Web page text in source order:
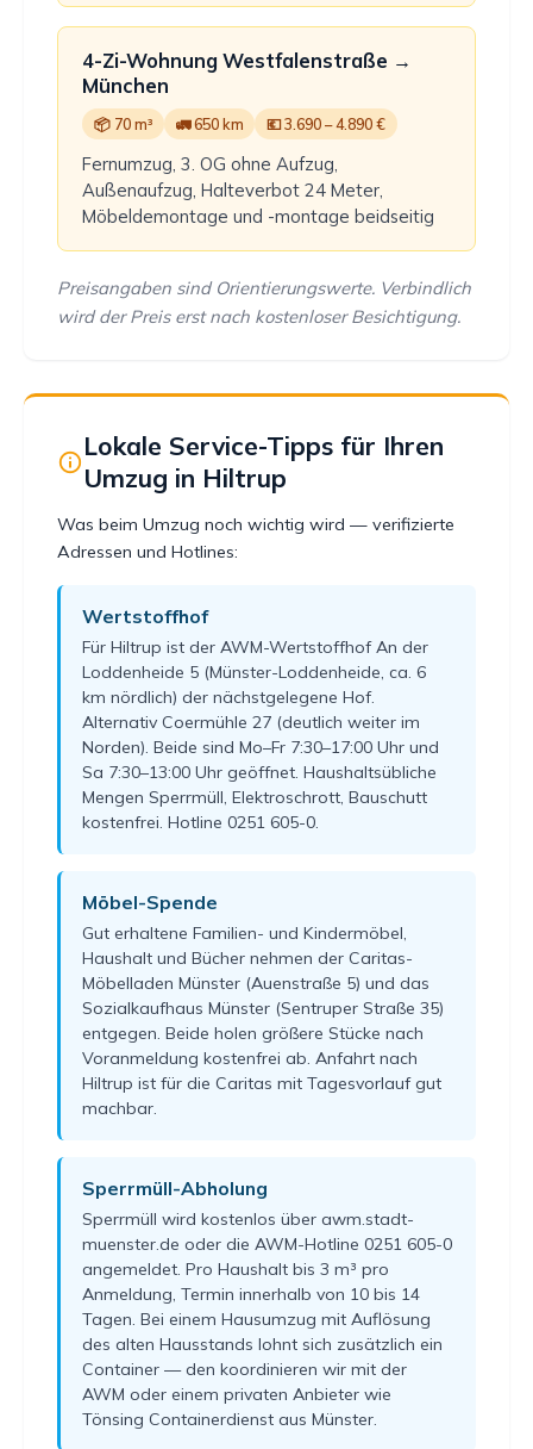
4-Zi-Wohnung Westfalenstraße →
München
📦 70 m³ 🚛 650 km 💶 3.690 – 4.890 €
Fernumzug, 3. OG ohne Aufzug,
Außenaufzug, Halteverbot 24 Meter,
Möbeldemontage und -montage beidseitig
Preisangaben sind Orientierungswerte. Verbindlich
wird der Preis erst nach kostenloser Besichtigung.
Lokale Service-Tipps für Ihren
Umzug in Hiltrup
Was beim Umzug noch wichtig wird — verifizierte
Adressen und Hotlines:
Wertstoffhof
Für Hiltrup ist der AWM-Wertstoffhof An der
Loddenheide 5 (Münster-Loddenheide, ca. 6
km nördlich) der nächstgelegene Hof.
Alternativ Coermühle 27 (deutlich weiter im
Norden). Beide sind Mo–Fr 7:30–17:00 Uhr und
Sa 7:30–13:00 Uhr geöffnet. Haushaltsübliche
Mengen Sperrmüll, Elektroschrott, Bauschutt
kostenfrei. Hotline 0251 605-0.
Möbel-Spende
Gut erhaltene Familien- und Kindermöbel,
Haushalt und Bücher nehmen der Caritas-
Möbelladen Münster (Auenstraße 5) und das
Sozialkaufhaus Münster (Sentruper Straße 35)
entgegen. Beide holen größere Stücke nach
Voranmeldung kostenfrei ab. Anfahrt nach
Hiltrup ist für die Caritas mit Tagesvorlauf gut
machbar.
Sperrmüll-Abholung
Sperrmüll wird kostenlos über awm.stadt-
muenster.de oder die AWM-Hotline 0251 605-0
angemeldet. Pro Haushalt bis 3 m³ pro
Anmeldung, Termin innerhalb von 10 bis 14
Tagen. Bei einem Hausumzug mit Auflösung
des alten Hausstands lohnt sich zusätzlich ein
Container — den koordinieren wir mit der
AWM oder einem privaten Anbieter wie
Tönsing Containerdienst aus Münster.